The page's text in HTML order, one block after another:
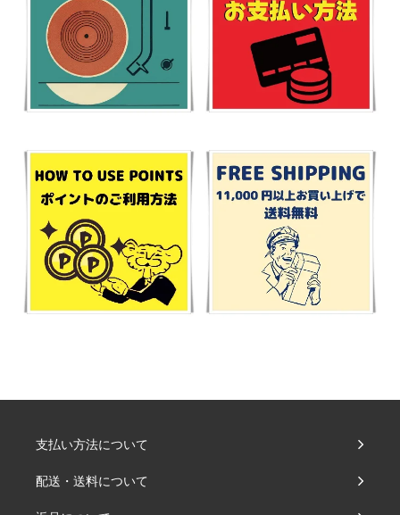
支払い方法について
配送・送料について